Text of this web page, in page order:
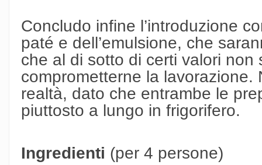
Concludo infine l’introduzione
paté e dell’emulsione, che
che al di sotto di certi valori non
comprometterne la
realtà, dato che entrambe le
piuttosto a lungo in frigorifero.
Ingredienti (per 4 persone)